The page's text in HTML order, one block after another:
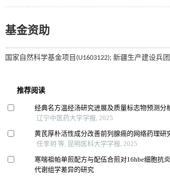
基金资助
国家自然科学基金项目(U1603122); 新疆生产建设兵